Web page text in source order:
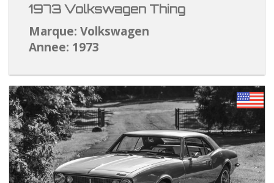
1973 Volkswagen Thing
Marque: Volkswagen
Annee: 1973